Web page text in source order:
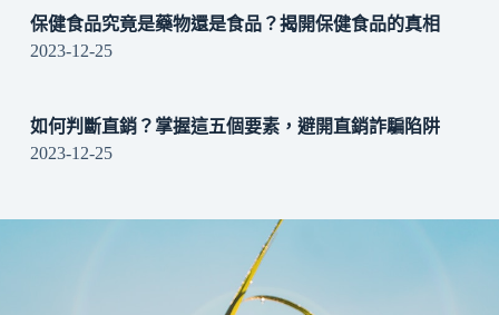
保健食品究竟是藥物還是食品？揭開保健食品的真相
2023-12-25
如何判斷直銷？掌握這五個要素，避開直銷詐騙陷阱
2023-12-25